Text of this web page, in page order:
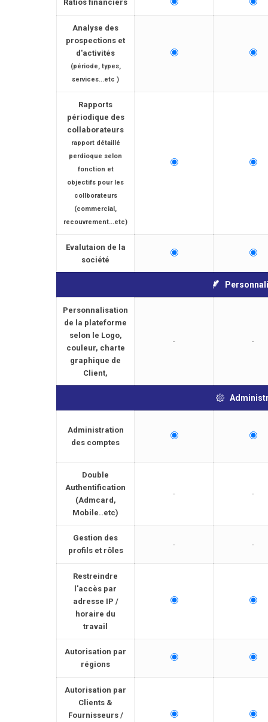
Ratios financiers
Analyse des
prospections et
d'activités
(période, types,
services...etc )
Rapports
périodique des
collaborateurs
rapport détaillé
perdioque selon
fonction et
objectifs pour les
collborateurs
(commercial,
recouvrement...etc)
Evalutaion de la
société
Personnalisation
de la plateforme
selon le Logo,
couleur, charte
graphique de
Client,
- -
Administration
des comptes
Double
Authentification
(Admcard,
Mobile..etc)
- -
Gestion des
profils et rôles
- -
Restreindre
l'accès par
adresse IP /
horaire du
travail
Autorisation par
régions
Autorisation par
Clients &
Fournisseurs /